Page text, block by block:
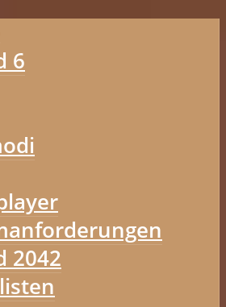
6
2042